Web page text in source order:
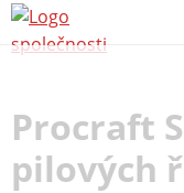
Procraft
pilových